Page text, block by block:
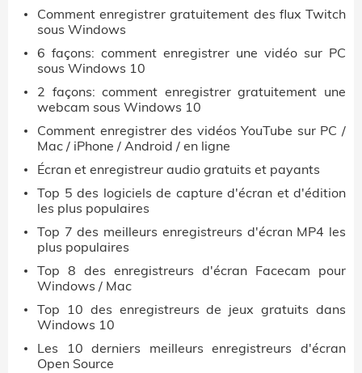
Comment enregistrer gratuitement des flux Twitch
sous Windows
6 façons: comment enregistrer une vidéo sur PC
sous Windows 10
2 façons: comment enregistrer gratuitement une
webcam sous Windows 10
Comment enregistrer des vidéos YouTube sur PC /
Mac / iPhone / Android / en ligne
Écran et enregistreur audio gratuits et payants
Top 5 des logiciels de capture d'écran et d'édition
les plus populaires
Top 7 des meilleurs enregistreurs d'écran MP4 les
plus populaires
Top 8 des enregistreurs d'écran Facecam pour
Windows / Mac
Top 10 des enregistreurs de jeux gratuits dans
Windows 10
Les 10 derniers meilleurs enregistreurs d'écran
Open Source